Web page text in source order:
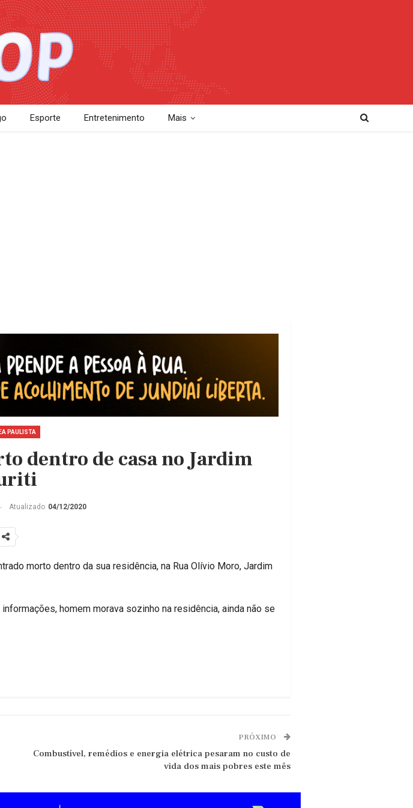
Esporte Entretenimento Mais
PAULISTA
dentro de casa no Jardim
Atualizado 04/12/2020
morto dentro da sua residência, na Rua Olívio Moro, Jardim
homem morava sozinho na residência, ainda não se
PRÓXIMO
Combustível, remédios e energia elétrica pesaram no custo de
vida dos mais pobres este mês